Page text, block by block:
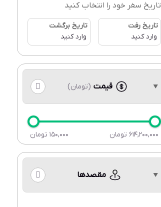
تاریخ سفر خود را انتخاب کنید
تاریخ رفت تاریخ برگشت
قیمت (تومان)
150,000 تومان 614,200,000 تومان
مقصدها